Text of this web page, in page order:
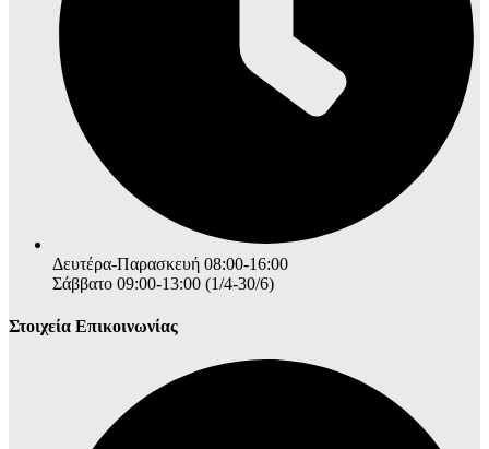
Δευτέρα-Παρασκευή 08:00-16:00
Σάββατο 09:00-13:00 (1/4-30/6)
Στοιχεία Επικοινωνίας